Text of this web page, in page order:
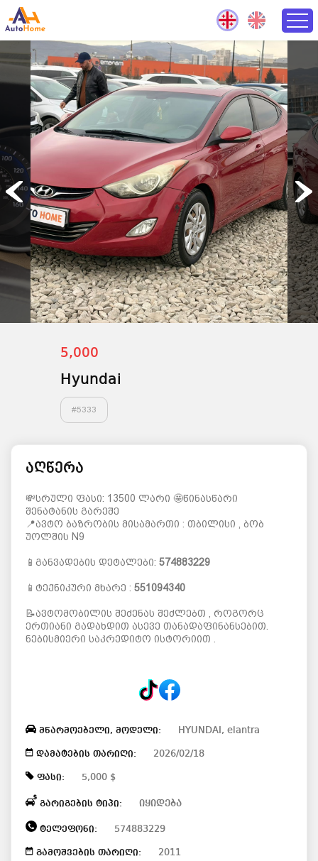
5,000
Hyundai
#5333
აღწერა
💸სრული ფასი: 13500 ლარი 🤩წინასწარი
შენატანის გარეშე
📍ავტო ბაზრობის მისამართი : თბილისი , ბობ
უოლშის N9
📱განვადების დეტალები: 574883229
📱ტექნიკური მხარე : 551094340
📝ავტომობილის შეძენას შეძლებთ , როგორც
ერთიანი გადახდით ასევე თანადაფინანსებით.
ნებისმიერი საკრედიტო ისტორიით .
მწარმოებელი, მოდელი: HYUNDAI, elantra
დამატების თარიღი: 2026/02/18
ფასი: 5,000 $
გარიგების ტიპი: იყიდება
ტელეფონი: 574883229
გამოშვების თარიღი: 2011